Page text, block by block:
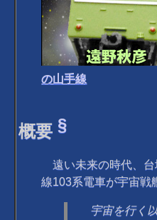
の山手線
概要§
遠い未来の時代、台
線103系電車が宇宙戦
宇宙を行く